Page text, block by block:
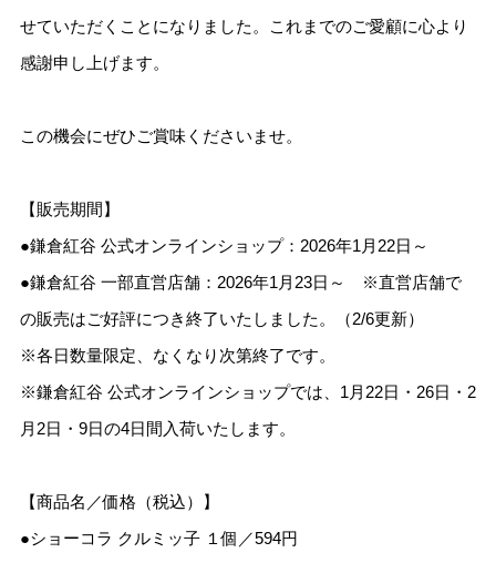
せていただくことになりました。これまでのご愛顧に心より
感謝申し上げます。
この機会にぜひご賞味くださいませ。
【販売期間】
●鎌倉紅谷 公式オンラインショップ：2026年1月22日～
●鎌倉紅谷 一部直営店舗：2026年1月23日～ ※直営店舗で
の販売はご好評につき終了いたしました。（2/6更新）
※各日数量限定、なくなり次第終了です。
※鎌倉紅谷 公式オンラインショップでは、1月22日・26日・2
月2日・9日の4日間入荷いたします。
【商品名／価格（税込）】
●ショーコラ クルミッ子 １個／594円